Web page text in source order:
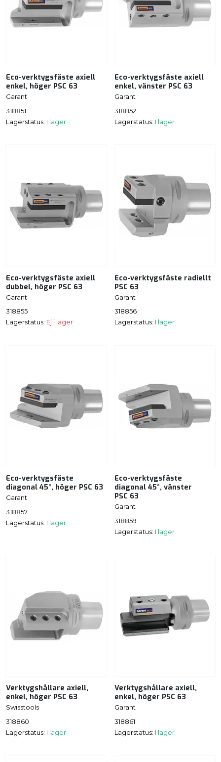
Eco-verktygsfäste axiell
enkel, höger PSC 63
Garant
318851
Lagerstatus: I lager
Eco-verktygsfäste axiell
enkel, vänster PSC 63
Garant
318852
Lagerstatus: I lager
Eco-verktygsfäste axiell
dubbel, höger PSC 63
Garant
318855
Lagerstatus: Ej i lager
Eco-verktygsfäste radiellt
PSC 63
Garant
318856
Lagerstatus: I lager
Eco-verktygsfäste
diagonal 45°, höger PSC 63
Garant
318857
Lagerstatus: I lager
Eco-verktygsfäste
diagonal 45°, vänster
PSC 63
Garant
318859
Lagerstatus: I lager
Verktygshållare axiell,
enkel, höger PSC 63
Swisstools
318860
Lagerstatus: I lager
Verktygshållare axiell,
enkel, höger PSC 63
Garant
318861
Lagerstatus: I lager